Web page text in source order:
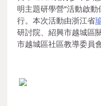
明主題研學營”活動啟
行。本次活動由浙江省
研討院、紹興市越城區
市越城區社區教導委員